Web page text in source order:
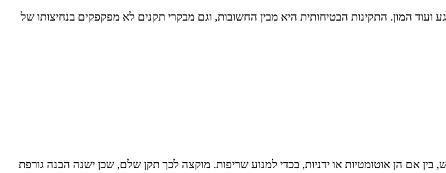
המון. התקינות הבטיחותית היא מבין החשובות, וגם מבקרי תקנים לא מפקפקים בנחיצותו של
של מערכות אש, בין אם הן אוטומטיות או ידניות, בכדי למנוע שריפות. מוקצה לכך תקן שלם, שכן ישנה הבנה גורפת